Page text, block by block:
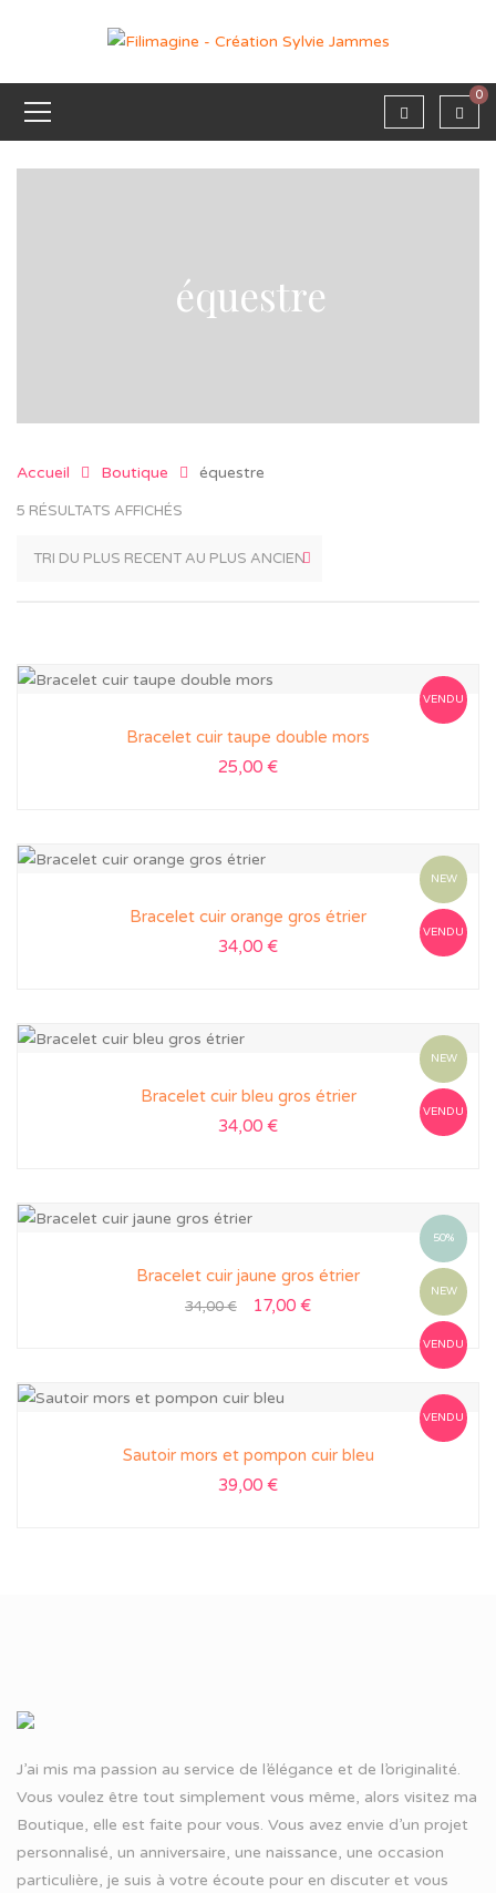
0
équestre
Accueil Boutique équestre
5 RÉSULTATS AFFICHÉS
VENDU
Bracelet cuir taupe double mors
25,00 €
NEW
VENDU
Bracelet cuir orange gros étrier
34,00 €
NEW
VENDU
Bracelet cuir bleu gros étrier
34,00 €
50%
NEW
VENDU
Bracelet cuir jaune gros étrier
34,00€ 17,00 €
VENDU
Sautoir mors et pompon cuir bleu
39,00 €
J’ai mis ma passion au service de l’élégance et de l’originalité.
Vous voulez être tout simplement vous même, alors visitez ma
Boutique, elle est faite pour vous. Vous avez envie d’un projet
personnalisé, un anniversaire, une naissance, une occasion
particulière, je suis à votre écoute pour en discuter et vous